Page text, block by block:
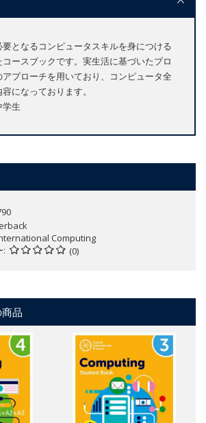
となるコンピュータスキルを身につける
ースブックです。実生活に基づいたプロ
プローチを用いており、コンピュータ全
になっております。
生
Computing
(0)
品